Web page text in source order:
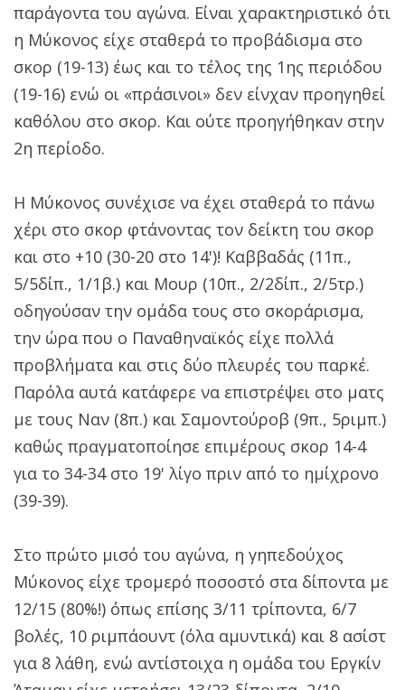
παράγοντα του αγώνα. Είναι χαρακτηριστικό ότι
η Μύκονος είχε σταθερά το προβάδισμα στο
σκορ (19-13) έως και το τέλος της 1ης περιόδου
(19-16) ενώ οι «πράσινοι» δεν είνχαν προηγηθεί
καθόλου στο σκορ. Και ούτε προηγήθηκαν στην
2η περίοδο.
Η Μύκονος συνέχισε να έχει σταθερά το πάνω
χέρι στο σκορ φτάνοντας τον δείκτη του σκορ
και στο +10 (30-20 στο 14')! Καββαδάς (11π.,
5/5δίπ., 1/1β.) και Μουρ (10π., 2/2δίπ., 2/5τρ.)
οδηγούσαν την ομάδα τους στο σκοράρισμα,
την ώρα που ο Παναθηναϊκός είχε πολλά
προβλήματα και στις δύο πλευρές του παρκέ.
Παρόλα αυτά κατάφερε να επιστρέψει στο ματς
με τους Ναν (8π.) και Σαμοντούροβ (9π., 5ριμπ.)
καθώς πραγματοποίησε επιμέρους σκορ 14-4
για το 34-34 στο 19' λίγο πριν από το ημίχρονο
(39-39).
Στο πρώτο μισό του αγώνα, η γηπεδούχος
Μύκονος είχε τρομερό ποσοστό στα δίποντα με
12/15 (80%!) όπως επίσης 3/11 τρίποντα, 6/7
βολές, 10 ριμπάουντ (όλα αμυντικά) και 8 ασίστ
για 8 λάθη, ενώ αντίστοιχα η ομάδα του Εργκίν